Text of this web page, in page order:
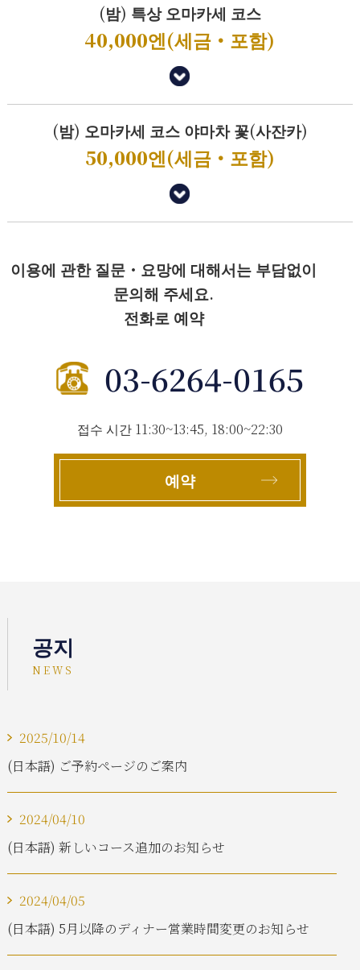
(밤) 특상 오마카세 코스
40,000엔(세금・포함)
(밤) 오마카세 코스 야마차 꽃(사잔카)
50,000엔(세금・포함)
이용에 관한 질문・요망에 대해서는 부담없이
문의해 주세요.
전화로 예약
03-6264-0165
접수 시간 11:30~13:45, 18:00~22:30
예약
공지
NEWS
2025/10/14
(日本語) ご予約ページのご案内
2024/04/10
(日本語) 新しいコース追加のお知らせ
2024/04/05
(日本語) 5月以降のディナー営業時間変更のお知らせ